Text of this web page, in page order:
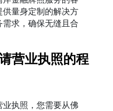
供量身定制的解决方
求，确保无缝且合
营业执照的程
执照，您需要从佛